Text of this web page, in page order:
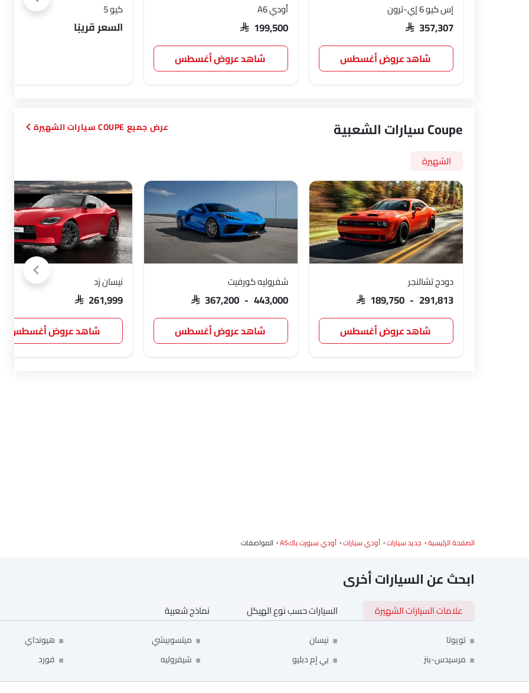
إس كيو 6 إي-ترون
SAR 357,307
شاهد عروض أغسطس
أودي A6
SAR 199,500
شاهد عروض أغسطس
كيو 5
السعر قريبًا
Coupe سيارات الشعبية
الشهيرة
دودج تشالنجر
SAR 189,750 - 291,813
شاهد عروض أغسطس
شفروليه كورفيت
SAR 367,200 - 443,000
شاهد عروض أغسطس
نيسان زد
SAR 261,999
شاهد عروض أغسطس
COUPE سيارات الشهيرة
الصفحة الرئيسية جديد سيارات أودي سيارات أودي سبورت باكA5 المواصفات
ابحث عن السيارات أخرى
علامات السيارات الشهيرة السيارات حسب نوع الهيكل نماذج شعبية
تويوتا نيسان ميتسوبيشي هيونداي
مرسيدس-بنز
بي إم دبليو شيفروليه فورد